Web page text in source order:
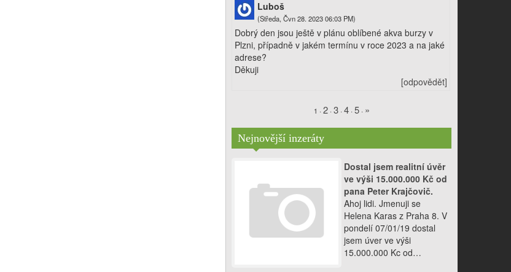
Luboš
(Středa, Čvn 28. 2023 06:03 PM)
Dobrý den jsou ještě v plánu oblíbené akva burzy v
Plzni, případně v jakém termínu v roce 2023 a na jaké
adrese?
Děkuji
[odpovědět]
1 ·2·3·4·5· »
Nejnovější inzeráty
Dostal jsem realitní úvěr
ve výši 15.000.000 Kč od
pana Peter Krajčovič.
Ahoj lidi. Jmenuji se
Helena Karas z Praha 8. V
pondelí 07/01/19 dostal
jsem úver ve výši
15.000.000 Kc od…